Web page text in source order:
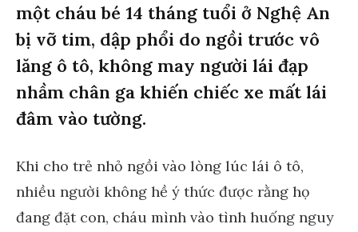
một cháu bé 14 tháng tuổi ở Nghệ An
bị vỡ tim, dập phổi do ngồi trước vô
lăng ô tô, không may người lái đạp
nhầm chân ga khiến chiếc xe mất lái
đâm vào tường.
Khi cho trẻ nhỏ ngồi vào lòng lúc lái ô tô,
nhiều người không hề ý thức được rằng họ
đang đặt con, cháu mình vào tình huống nguy